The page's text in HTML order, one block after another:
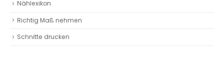
Nählexikon
Richtig Maß nehmen
Schnitte drucken